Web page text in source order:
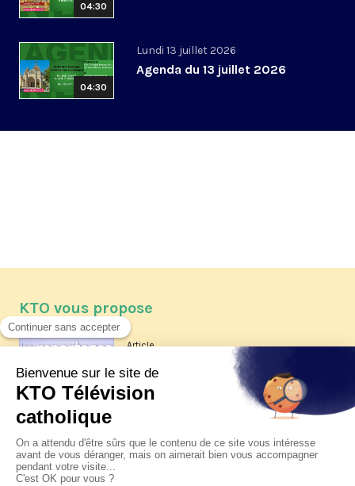
04:30
04:30
Lundi 13 juillet 2026
Agenda du 13 juillet 2026
KTO vous propose
Article
Les reportages d'été 2026 de KTO
La visite pastorale du pape Léon
XIV à Assise à suivre sur KTO le
jeudi 6 août